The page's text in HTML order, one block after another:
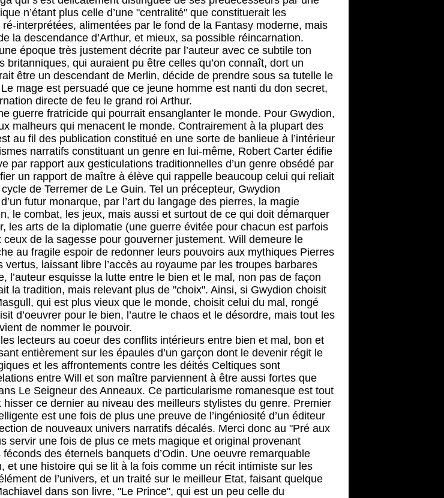
n’étant plus celle d’une "centralité" que constituerait les
interprétées, alimentées par le fond de la Fantasy moderne, mais
la descendance d’Arthur, et mieux, sa possible réincarnation.
époque très justement décrite par l’auteur avec ce subtile ton
britanniques, qui auraient pu être celles qu’on connaît, dort un
être un descendant de Merlin, décide de prendre sous sa tutelle le
mage est persuadé que ce jeune homme est nanti du don secret,
directe de feu le grand roi Arthur.
guerre fratricide qui pourrait ensanglanter le monde. Pour Gwydion,
malheurs qui menacent le monde. Contrairement à la plupart des
au fil des publication constitué en une sorte de banlieue à l’intérieur
narratifs constituant un genre en lui-même, Robert Carter édifie
par rapport aux gesticulations traditionnelles d’un genre obsédé par
un rapport de maître à élève qui rappelle beaucoup celui qui reliait
de Terremer de Le Guin. Tel un précepteur, Gwydion
futur monarque, par l’art du langage des pierres, la magie
le combat, les jeux, mais aussi et surtout de ce qui doit démarquer
les arts de la diplomatie (une guerre évitée pour chacun est parfois
de la sagesse pour gouverner justement. Will demeure le
au fragile espoir de redonner leurs pouvoirs aux mythiques Pierres
laissant libre l’accès au royaume par les troupes barbares
l’auteur esquisse la lutte entre le bien et le mal, non pas de façon
la tradition, mais relevant plus de "choix". Ainsi, si Gwydion choisit
qui est plus vieux que le monde, choisit celui du mal, rongé
d’oeuvrer pour le bien, l’autre le chaos et le désordre, mais tout les
de nommer le pouvoir.
lecteurs au coeur des conflits intérieurs entre bien et mal, bon et
entièrement sur les épaules d’un garçon dont le devenir régit le
et les affrontements contre les déités Celtiques sont
entre Will et son maître parviennent à être aussi fortes que
Le Seigneur des Anneaux. Ce particularisme romanesque est tout
hisser ce dernier au niveau des meilleurs stylistes du genre. Premier
est une fois de plus une preuve de l’ingéniosité d’un éditeur
de nouveaux univers narratifs décalés. Merci donc au "Pré aux
servir une fois de plus ce mets magique et original provenant
des éternels banquets d’Odin. Une oeuvre remarquable
et une histoire qui se lit à la fois comme un récit intimiste sur les
de l’univers, et un traité sur le meilleur Etat, faisant quelque
dans son livre, "Le Prince", qui est un peu celle du